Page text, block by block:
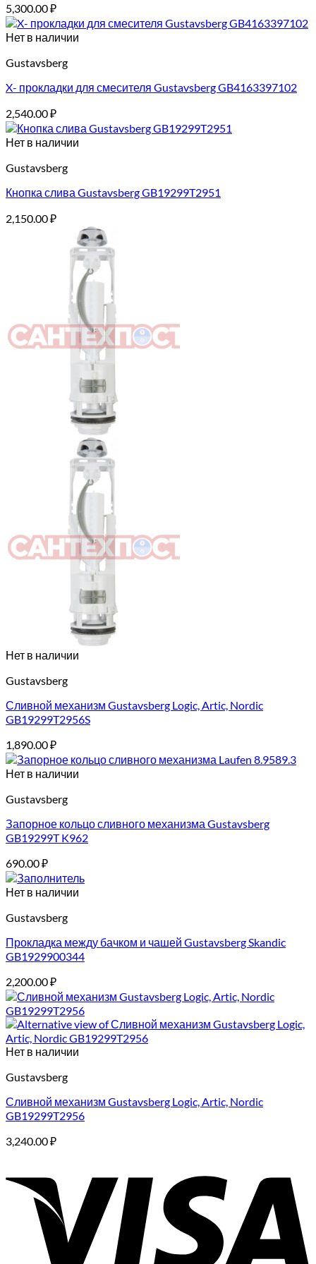
5,300.00₽
Нет в наличии
Gustavsberg
X- прокладки для смесителя Gustavsberg GB4163397102
2,540.00₽
Нет в наличии
Gustavsberg
Кнопка слива Gustavsberg GB19299T2951
2,150.00₽
Нет в наличии
Gustavsberg
Сливной механизм Gustavsberg Logic, Artic, Nordic
GB19299T2956S
1,890.00₽
Нет в наличии
Gustavsberg
Запорное кольцо сливного механизма Gustavsberg
GB19299T K962
690.00₽
Нет в наличии
Gustavsberg
Прокладка между бачком и чашей Gustavsberg Skandic
GB1929900344
2,200.00₽
Нет в наличии
Gustavsberg
Сливной механизм Gustavsberg Logic, Artic, Nordic
GB19299T2956
3,240.00₽